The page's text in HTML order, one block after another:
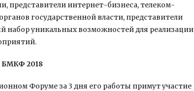
представители интернет-бизнеса, телеком-
государственной власти, представители
набор уникальных возможностей для реализации
БМКФ 2018
Форуме за 3 дня его работы примут участие